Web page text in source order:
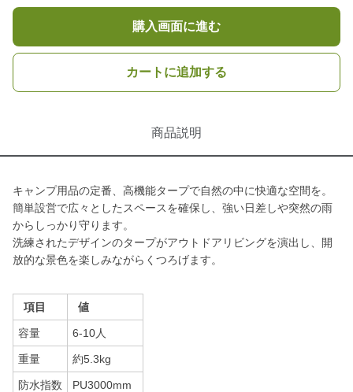
購入画面に進む
カートに追加する
商品説明
キャンプ用品の定番、高機能タープで自然の中に快適な空間を。
簡単設営で広々としたスペースを確保し、強い日差しや突然の雨
からしっかり守ります。
洗練されたデザインのタープがアウトドアリビングを演出し、開
放的な景色を楽しみながらくつろげます。
項目 値
容量 6-10人
重量 約5.3kg
防水指数 PU3000mm